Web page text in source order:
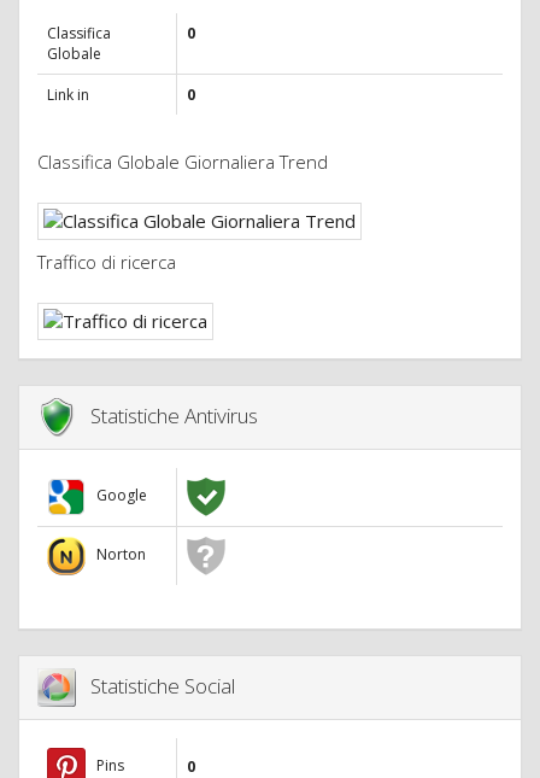
Classifica
Globale
0
Link in 0
Classifica Globale Giornaliera Trend
Traffico di ricerca
Statistiche Antivirus
Google
Norton
Statistiche Social
Pins 0